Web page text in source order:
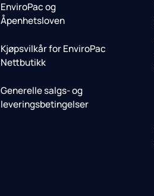
EnviroPac og
Åpenhetsloven
Kjøpsvilkår for EnviroPac
Nettbutikk
Generelle salgs- og
leveringsbetingelser